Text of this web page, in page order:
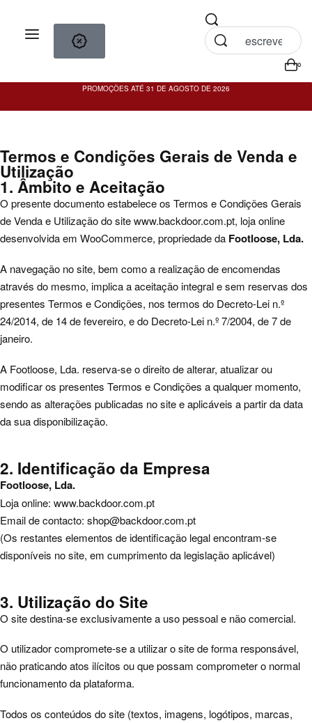
0
PROMOÇÕES ATÉ 31 DE AGOSTO DE 2026
Termos e Condições Gerais de Venda e
Utilização
1. Âmbito e Aceitação
O presente documento estabelece os Termos e Condições Gerais
de Venda e Utilização do sitewww.backdoor.com.pt, loja online
desenvolvida em WooCommerce, propriedade da Footloose, Lda.
A navegação no site, bem como a realização de encomendas
através do mesmo, implica a aceitação integral e sem reservas dos
presentes Termos e Condições, nos termos do Decreto-Lei n.º
24/2014, de 14 de fevereiro, e do Decreto-Lei n.º 7/2004, de 7 de
janeiro.
A Footloose, Lda. reserva-se o direito de alterar, atualizar ou
modificar os presentes Termos e Condições a qualquer momento,
sendo as alterações publicadas no site e aplicáveis a partir da data
da sua disponibilização.
2. Identificação da Empresa
Footloose, Lda.
Loja online: www.backdoor.com.pt
Email de contacto: shop@backdoor.com.pt
(Os restantes elementos de identificação legal encontram-se
disponíveis no site, em cumprimento da legislação aplicável)
3. Utilização do Site
O site destina-se exclusivamente a uso pessoal e não comercial.
O utilizador compromete-se a utilizar o site de forma responsável,
não praticando atos ilícitos ou que possam comprometer o normal
funcionamento da plataforma.
Todos os conteúdos do site (textos, imagens, logótipos, marcas,